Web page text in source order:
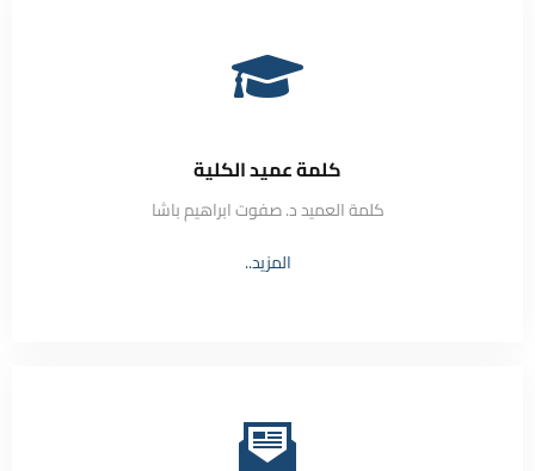
كلمة عميد الكلية
كلمة العميد د. صفوت ابراهيم باشا
المزيد..